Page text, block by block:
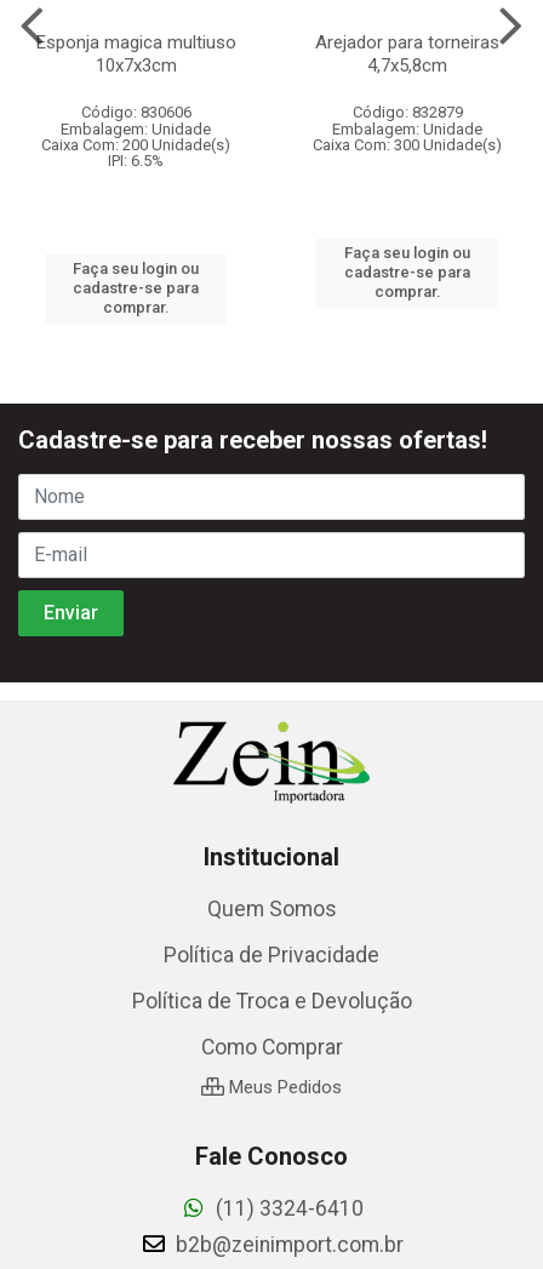
Esponja magica multiuso
10x7x3cm
Código: 830606
Embalagem: Unidade
Caixa Com: 200 Unidade(s)
IPI: 6.5%
Faça seu login ou
cadastre-se para
comprar.
Arejador para torneiras
4,7x5,8cm
Código: 832879
Embalagem: Unidade
Caixa Com: 300 Unidade(s)
Faça seu login ou
cadastre-se para
comprar.
Cadastre-se para receber nossas ofertas!
Institucional
Quem Somos
Política de Privacidade
Política de Troca e Devolução
Como Comprar
Meus Pedidos
Fale Conosco
(11) 3324-6410
b2b@zeinimport.com.br